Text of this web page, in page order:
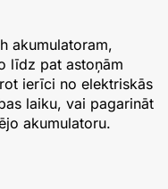
akumulatoram,
līdz pat astoņām
ierīci no elektriskās
laiku, vai pagarināt
akumulatoru.